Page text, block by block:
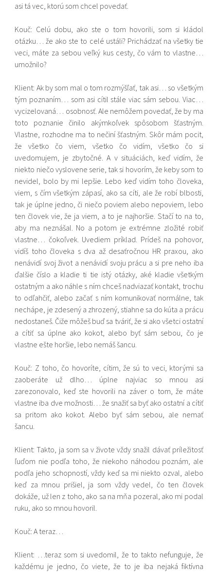
asi tá vec, ktorú som chcel povedať.
Kouč: Celú dobu, ako ste o tom hovorili, som si kládol
otázku… že ako ste to celé ustáli? Prichádzať na všetky tie
veci, máte za sebou veľký kus cesty, čo vám to vlastne…
umožnilo?
Klient: Ak by som mal o tom rozmýšľať, tak asi… so všetkým
tým poznaním… som asi cítil stále viac sám sebou. Viac…
vycizelovaná… osobnosť. Ale nemôžem povedať, že by ma
toto poznanie činilo akýmkoľvek spôsobom šťastným.
Vlastne, rozhodne ma to nečiní šťastným. Skôr mám pocit,
že všetko čo viem, všetko čo vidím, všetko čo si
uvedomujem, je zbytočné. A v situáciách, keď vidím, že
niekto niečo vyslovene serie, tak si hovorím, že keby som to
nevidel, bolo by mi lepšie. Lebo keď vidím toho človeka,
viem, s čím všetkým zápasí, ako sa cíti, ale že robí blbosti,
tak je úplne jedno, či niečo poviem alebo nepoviem, lebo
ten človek vie, že ja viem, a to je najhoršie. Stačí to na to,
aby ma neznášal. No a potom je extrémne zložité robiť
vlastne… čokoľvek. Uvediem príklad. Prídeš na pohovor,
vidíš toho človeka s dva až desaťročnou HR praxou, ako
nenávidí svoj život a nenávidí svoju prácu a si pre neho iba
ďalšie číslo a kladie ti tie istý otázky, aké kladie všetkým
ostatným a ako náhle s ním chceš nadviazať kontakt, trochu
to odľahčiť, alebo začať s ním komunikovať normálne, tak
nechápe, je zdesený a zhrozený, stiahne sa do kúta a prácu
nedostaneš. Čiže môžeš buď sa tváriť, že si ako všetci ostatní
a cítiť sa úplne ako kokot, alebo byť sám sebou, čo je
vlastne ešte horšie, lebo nemáš šancu.
Kouč: Z toho, čo hovoríte, cítim, že sú to veci, ktorými sa
zaoberáte už dlho… úplne najviac so mnou asi
zarezonovalo, keď ste hovorili na záver o tom, že máte
vlastne iba dve možnosti… že snažiť sa byť ako ostatní a cítiť
sa pritom ako kokot. Alebo byť sám sebou, ale nemať
šancu.
Klient: Takto, ja som sa v živote vždy snažil dávať príležitosť
ľuďom nie podľa toho, že niekoho náhodou poznám, ale
podľa jeho schopností, vždy keď sa mi niekto ozval, alebo
keď za mnou prišiel, ja som vždy vedel, čo ten človek
dokáže, už len z toho, ako sa na mňa pozeral, ako mi podal
ruku, ako so mnou hovoril.
Kouč: A teraz…
Klient: …teraz som si uvedomil, že to takto nefunguje, že
každému je jedno, čo viete, že to je iba nejaká fiktívna